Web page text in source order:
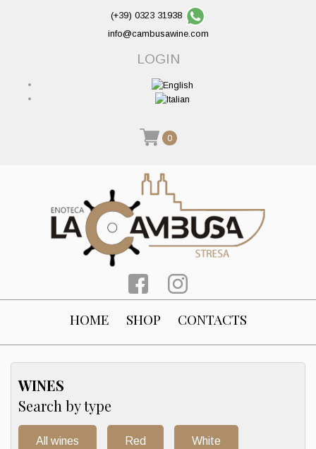
(+39) 0323 31938
info@cambusawine.com
LOGIN
0
HOME SHOP CONTACTS
WINES
Search by type
All wines Red White